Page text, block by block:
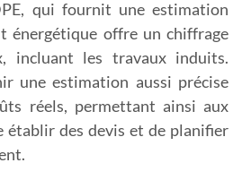
qui fournit une estimation
énergétique offre un chiffrage
incluant les travaux induits.
une estimation aussi précise
réels, permettant ainsi aux
établir des devis et de planifier